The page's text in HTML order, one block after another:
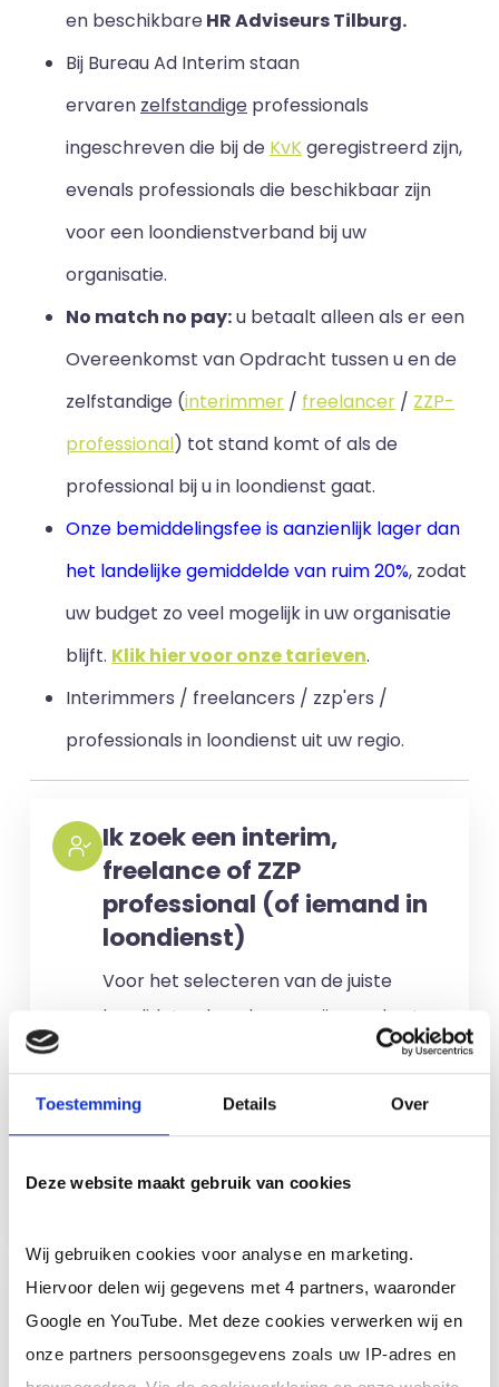
Toestemming Details Over
Deze website maakt gebruik van cookies
Wij gebruiken cookies voor analyse en marketing.
Hiervoor delen wij gegevens met 4 partners, waaronder
Google en YouTube. Met deze cookies verwerken wij en
onze partners persoonsgegevens zoals uw IP-adres en
en beschikbareHR Adviseurs Tilburg.
Bij Bureau Ad Interim staan
ervaren zelfstandige professionals
ingeschreven die bij de KvKgeregistreerd zijn,
evenals professionals die beschikbaar zijn
voor een loondienstverband bij uw
organisatie.
No match no pay:u betaalt alleen als er een
Overeenkomst van Opdracht tussen u en de
zelfstandige (interimmer / freelancer / ZZP-
professional) tot stand komt of als de
professional bij u in loondienst gaat.
Onze bemiddelingsfee is aanzienlijk lager dan
het landelijke gemiddelde van ruim 20%, zodat
uw budget zo veel mogelijk in uw organisatie
blijft. Klik hier voor onze tarieven.
Interimmers / freelancers / zzp'ers /
professionals in loondienst uit uw regio.
Ik zoek een interim,
freelance of ZZP
professional (of iemand in
loondienst)
Voor het selecteren van de juiste
kandidaten berekenen wij geen kosten.
Kosten worden
voor u aan de slag gaat.
Meer informatie
Ik ben een interim,
freelance of ZZP
professional (of ik wil in
loondienst)